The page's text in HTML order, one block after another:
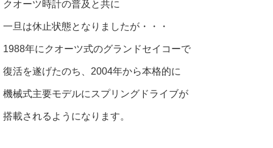
クオーツ時計の普及と共に
一旦は休止状態となりましたが・・・
1988年にクオーツ式のグランドセイコーで
復活を遂げたのち、2004年から本格的に
機械式主要モデルにスプリングドライブが
搭載されるようになります。